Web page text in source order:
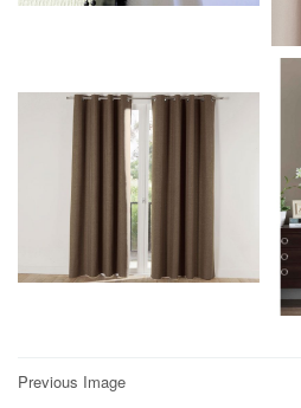
Post
Previous Image